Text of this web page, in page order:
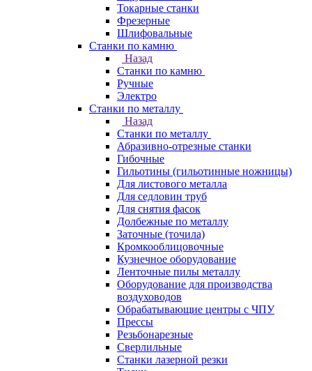
Токарные станки
Фрезерные
Шлифовальные
Станки по камню
Назад
Станки по камню
Ручные
Электро
Станки по металлу
Назад
Станки по металлу
Абразивно-отрезные станки
Гибочные
Гильотины (гильотинные ножницы)
Для листового металла
Для седловин труб
Для снятия фасок
Долбежные по металлу
Заточные (точила)
Кромкооблицовочные
Кузнечное оборудование
Ленточные пилы металлу
Оборудование для производства
воздуховодов
Обрабатывающие центры с ЧПУ
Прессы
Резьбонарезные
Сверлильные
Станки лазерной резки